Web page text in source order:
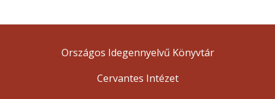
Országos Idegennyelvű Könyvtár
Cervantes Intézet